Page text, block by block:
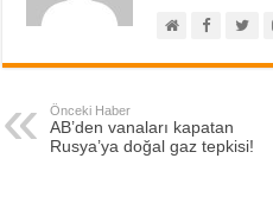
Önceki Haber
AB’den vanaları kapatan
Rusya’ya doğal gaz tepkisi!